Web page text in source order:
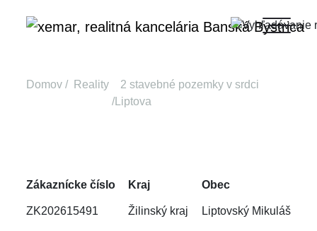
Domov Reality
2 stavebné pozemky v srdci
Liptova
Zákaznícke číslo
ZK202615491
Kraj
Žilinský kraj
Obec
Liptovský Mikuláš